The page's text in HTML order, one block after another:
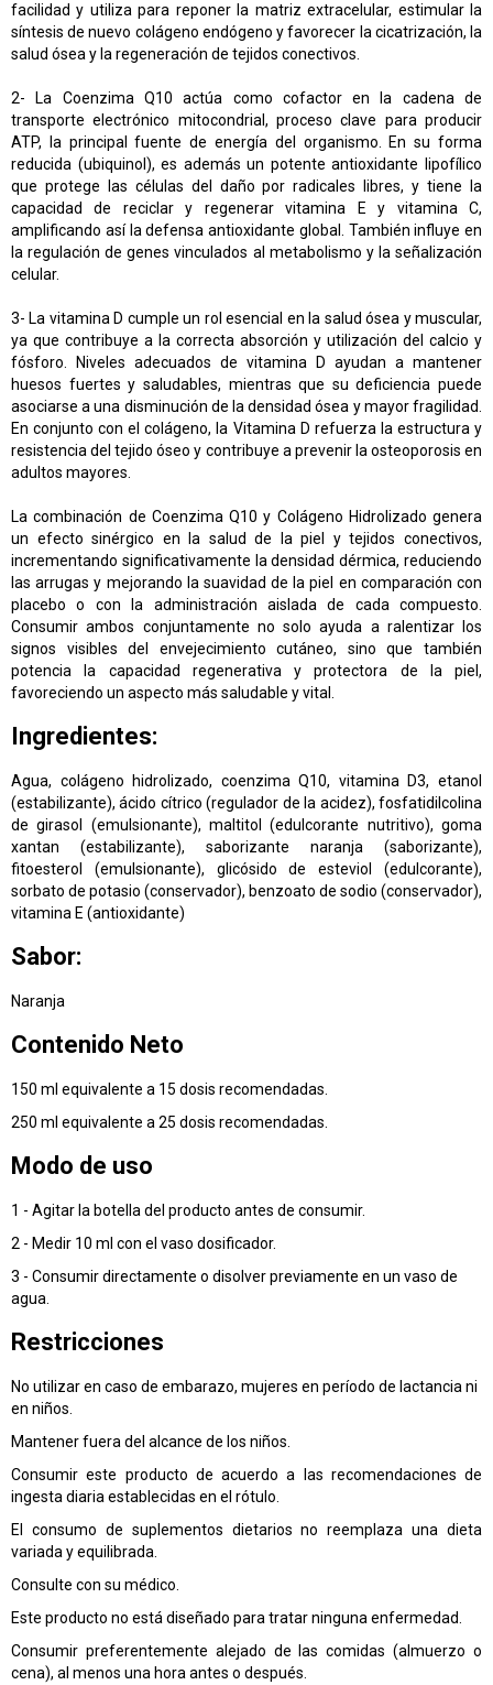
facilidad y utiliza para reponer la matriz extracelular, estimular la
síntesis de nuevo colágeno endógeno y favorecer la cicatrización, la
salud ósea y la regeneración de tejidos conectivos.
2- La Coenzima Q10 actúa como cofactor en la cadena de
transporte electrónico mitocondrial, proceso clave para producir
ATP, la principal fuente de energía del organismo. En su forma
reducida (ubiquinol), es además un potente antioxidante lipofílico
que protege las células del daño por radicales libres, y tiene la
capacidad de reciclar y regenerar vitamina E y vitamina C,
amplificando así la defensa antioxidante global. También influye en
la regulación de genes vinculados al metabolismo y la señalización
celular.
3- La vitamina D cumple un rol esencial en la salud ósea y muscular,
ya que contribuye a la correcta absorción y utilización del calcio y
fósforo. Niveles adecuados de vitamina D ayudan a mantener
huesos fuertes y saludables, mientras que su deficiencia puede
asociarse a una disminución de la densidad ósea y mayor fragilidad.
En conjunto con elcolágeno, la Vitamina D refuerza la estructura y
resistencia del tejido óseo y contribuye a prevenir la osteoporosis en
adultos mayores.
La combinación de Coenzima Q10 y Colágeno Hidrolizado genera
un efecto sinérgico en la salud de la piel y tejidos conectivos,
incrementando significativamente la densidad dérmica, reduciendo
las arrugas y mejorando la suavidad de la piel en comparación con
placebo o con la administración aislada de cada compuesto.
Consumir ambos conjuntamente no solo ayuda a ralentizar los
signos visibles del envejecimiento cutáneo, sino que también
potencia la capacidad regenerativa y protectora de la piel,
favoreciendo un aspecto más saludable y vital.
Ingredientes:
Agua, colágeno hidrolizado, coenzima Q10, vitamina D3, etanol
(estabilizante), ácido cítrico (regulador de la acidez), fosfatidilcolina
de girasol (emulsionante), maltitol (edulcorante nutritivo), goma
xantan (estabilizante), saborizante naranja (saborizante),
fitoesterol (emulsionante), glicósido de esteviol (edulcorante),
sorbato de potasio (conservador), benzoato de sodio (conservador),
vitamina E (antioxidante)
Sabor:
Naranja
Contenido Neto
150 ml equivalente a 15 dosis recomendadas.
250 ml equivalente a 25 dosis recomendadas.
Modo de uso
1 - Agitar la botella del producto antes de consumir.
2 - Medir 10 ml con el vaso dosificador.
3 - Consumir directamente o disolver previamente en un vaso de
agua.
Restricciones
No utilizar en caso de embarazo, mujeres en período de lactancia ni
en niños.
Mantener fuera del alcance de los niños.
Consumir este producto de acuerdo a las recomendaciones de
ingesta diaria establecidas en el rótulo.
El consumo de suplementos dietarios no reemplaza una dieta
variada y equilibrada.
Consulte con su médico.
Este producto no está diseñado para tratar ninguna enfermedad.
Consumir preferentemente alejado de las comidas (almuerzo o
cena), al menos una hora antes o después.